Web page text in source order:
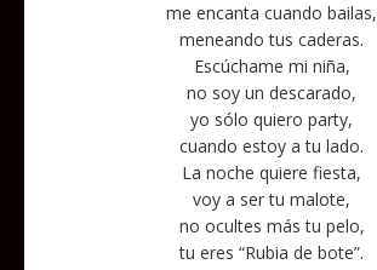
me encanta cuando bailas,
meneando tus caderas.
Escúchame mi niña,
no soy un descarado,
yo sólo quiero party,
cuando estoy a tu lado.
La noche quiere fiesta,
voy a ser tu malote,
no ocultes más tu pelo,
tu eres “Rubia de bote”.